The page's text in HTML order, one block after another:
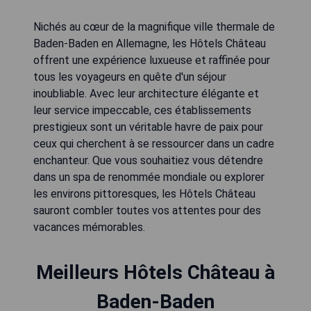
Nichés au cœur de la magnifique ville thermale de
Baden-Baden en Allemagne, les Hôtels Château
offrent une expérience luxueuse et raffinée pour
tous les voyageurs en quête d'un séjour
inoubliable. Avec leur architecture élégante et
leur service impeccable, ces établissements
prestigieux sont un véritable havre de paix pour
ceux qui cherchent à se ressourcer dans un cadre
enchanteur. Que vous souhaitiez vous détendre
dans un spa de renommée mondiale ou explorer
les environs pittoresques, les Hôtels Château
sauront combler toutes vos attentes pour des
vacances mémorables.
Meilleurs Hôtels Château à
Baden-Baden